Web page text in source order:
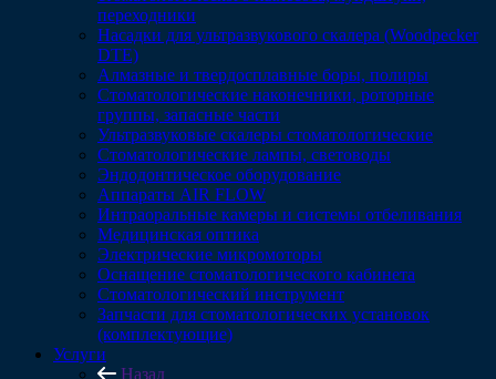
переходники
Насадки для ультразвукового скалера (Woodpecker
DTE)
Алмазные и твердосплавные боры, полиры
Стоматологические наконечники, роторные
группы, запасные части
Ультразвуковые скалеры стоматологические
Стоматологические лампы, световоды
Эндодонтическое оборудование
Аппараты AIR FLOW
Интраоральные камеры и системы отбеливания
Медицинская оптика
Электрические микромоторы
Оснащение стоматологического кабинета
Стоматологический инструмент
Запчасти для стоматологических установок
(комплектующие)
Услуги
Назад